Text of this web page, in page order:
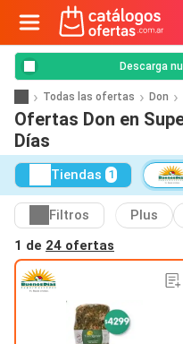
Descarga
Todas las ofertas Don
Ofertas Don en
Días
Tiendas 1
Filtros Plus
1 de 24 ofertas